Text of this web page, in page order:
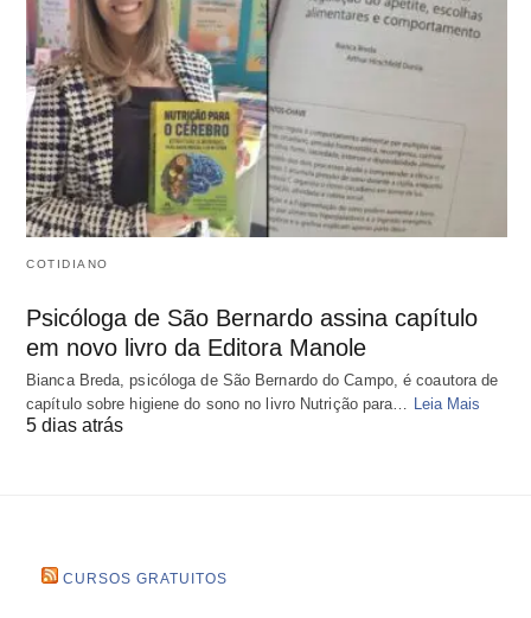
COTIDIANO
Psicóloga de São Bernardo assina capítulo
em novo livro da Editora Manole
Bianca Breda, psicóloga de São Bernardo do Campo, é coautora de
capítulo sobre higiene do sono no livro Nutrição para…
Leia Mais
5 dias atrás
CURSOS GRATUITOS